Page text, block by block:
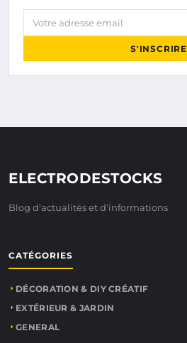
Votre adresse email
S'INSCRIRE
ELECTRODESTOCKS
Blog d'actualités et d'informations
CATÉGORIES
DÉCORATION & DIY CRÉATIF
EXTÉRIEUR & JARDIN
GENERAL